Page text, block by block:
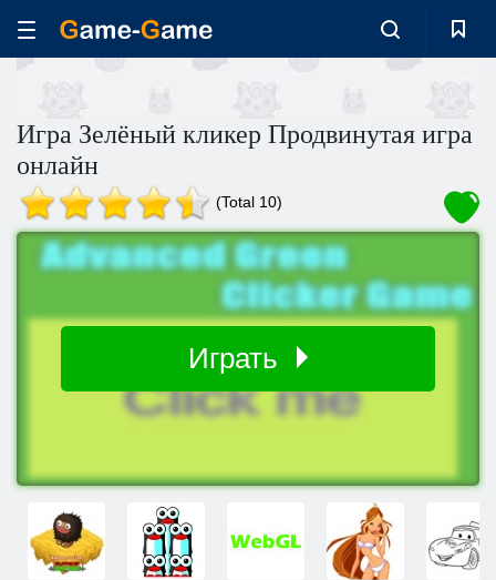
Игра Зелёный кликер Продвинутая игра
онлайн
(Total 10)
Играть